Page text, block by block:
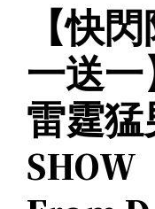
【快
一送
雷霆猛